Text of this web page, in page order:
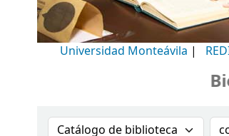
Universidad Monteávila |
Buscar en el catálogo por: